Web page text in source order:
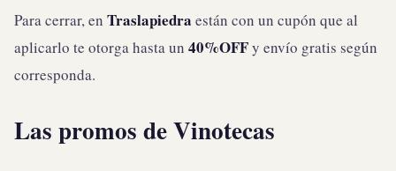
Para cerrar, en Traslapiedra están con un cupón que al
aplicarlo te otorga hasta un 40%OFFy envío gratis según
corresponda.
Las promos de Vinotecas